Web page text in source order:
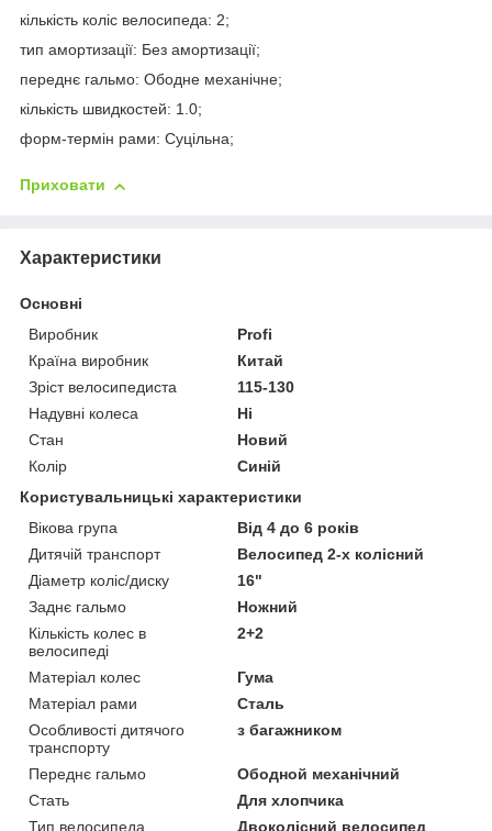
кількість коліс велосипеда: 2;
тип амортизації: Без амортизації;
переднє гальмо: Ободне механічне;
кількість швидкостей: 1.0;
форм-термін рами: Суцільна;
Приховати
Характеристики
Основні
Виробник
Profi
Країна виробник
Китай
Зріст велосипедиста
115-130
Надувні колеса
Ні
Стан
Новий
Колір
Синій
Користувальницькі характеристики
Вікова група
Від 4 до 6 років
Дитячій транспорт
Велосипед 2-х колісний
Діаметр коліс/диску
16"
Заднє гальмо
Ножний
Кількість колес в
велосипеді
2+2
Матеріал колес
Гума
Матеріал рами
Сталь
Особливості дитячого
транспорту
з багажником
Переднє гальмо
Ободной механічний
Стать
Для хлопчика
Тип велосипеда
Двоколісний велосипед